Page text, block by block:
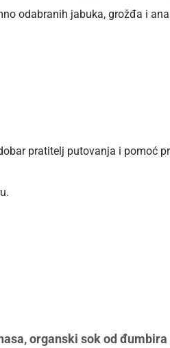
odabranih jabuka, grožđa i
pratitelj putovanja i pomoć
organski sok od đumbira